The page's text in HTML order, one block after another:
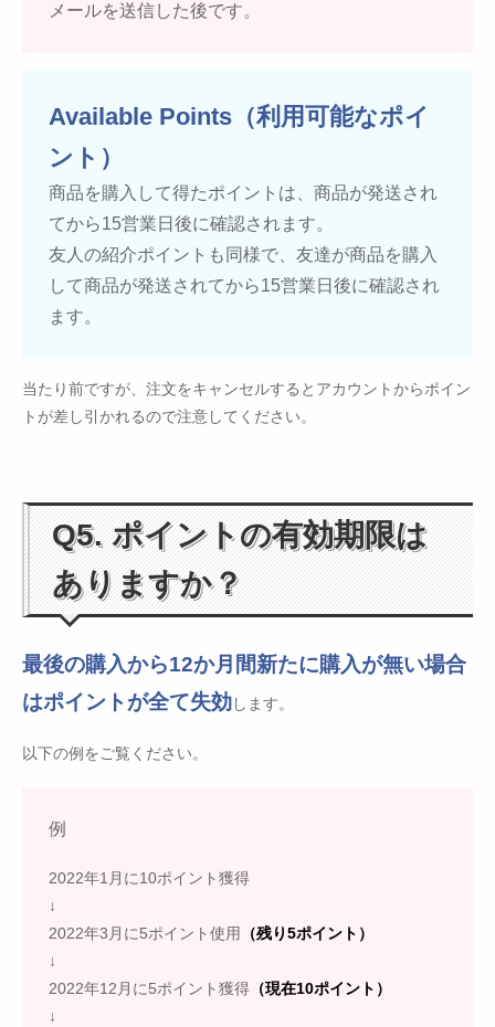
メールを送信した後です。
Available Points（利用可能なポイ
ント）
商品を購入して得たポイントは、商品が発送され
てから15営業日後に確認されます。
友人の紹介ポイントも同様で、友達が商品を購入
して商品が発送されてから15営業日後に確認され
ます。
当たり前ですが、注文をキャンセルするとアカウントからポイン
トが差し引かれるので注意してください。
Q5. ポイントの有効期限は
ありますか？
最後の購入から12か月間新たに購入が無い場合
はポイントが全て失効します。
以下の例をご覧ください。
例
2022年1月に10ポイント獲得
↓
2022年3月に5ポイント使用
（残り5ポイント）
↓
2022年12月に5ポイント獲得 （現在10ポイント）
↓